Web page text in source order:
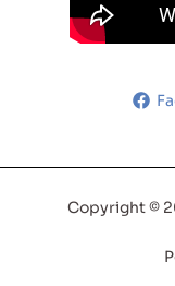
Copyright ©